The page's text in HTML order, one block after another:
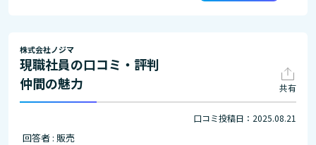
株式会社ノジマ
現職社員の口コミ・評判
仲間の魅力
共有
口コミ投稿日：2025.08.21
回答者 : 販売